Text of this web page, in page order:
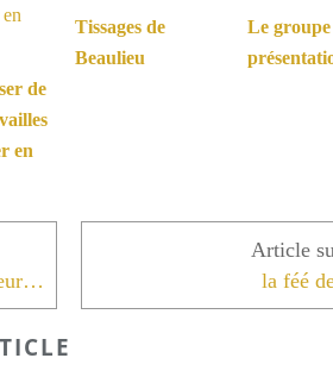
de
en
Tissages de
Beaulieu
Le
moelleux chocolat marron coeur fondant la féé